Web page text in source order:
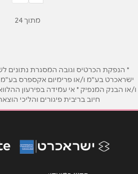
מתוך 24
* הנפקת הכרטיס וגובה המסגרת נתונים
ישראכרט בע"מ ו/או פרימיום אקספרס בע"מ
ו/או הבנק המנפיק * אי עמידה בפירעון
חיוב בריבית פיגורים והליכי